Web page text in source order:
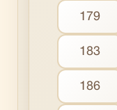
179
183
186